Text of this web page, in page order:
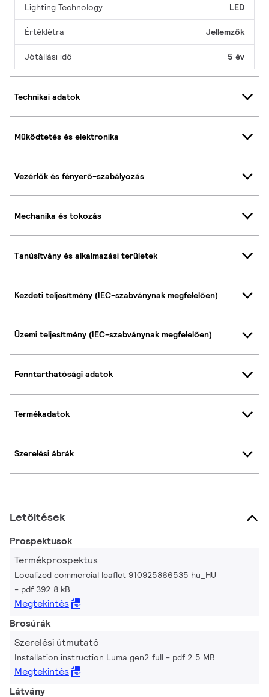
Lighting Technology LED
Értéklétra Jellemzők
Jótállási idő 5 év
Technikai adatok
Működtetés és elektronika
Vezérlők és fényerő-szabályozás
Mechanika és tokozás
Tanúsítvány és alkalmazási területek
Kezdeti teljesítmény (IEC-szabványnak megfelelően)
Üzemi teljesítmény (IEC-szabványnak megfelelően)
Fenntarthatósági adatok
Termékadatok
Szerelési ábrák
Letöltések
Prospektusok
Termékprospektus
Localized commercial leaflet 910925866535 hu_HU
pdf 392.8 kB
Megtekintés
Brosúrák
Szerelési útmutató
Installation instruction Luma gen2 full pdf 2.5 MB
Megtekintés
Látvány